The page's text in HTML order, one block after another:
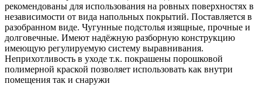
рекомендованы для использования на ровных поверхностях в
независимости от вида напольных покрытий. Поставляется в
разобранном виде. Чугунные подстолья изящные, прочные и
долговечные. Имеют надёжную разборную конструкцию
имеющую регулируемую систему выравнивания.
Неприхотливость в уходе т.к. покрашены порошковой
полимерной краской позволяет использовать как внутри
помещения так и снаружи